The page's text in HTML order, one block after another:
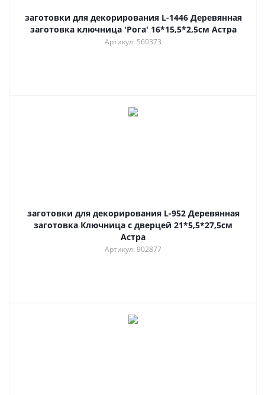
заготовки для декорирования L-1446 Деревянная
заготовка ключница 'Рога' 16*15,5*2,5см Астра
Артикул: 560373
заготовки для декорирования L-952 Деревянная
заготовка Ключница с дверцей 21*5,5*27,5см
Астра
Артикул: 902877